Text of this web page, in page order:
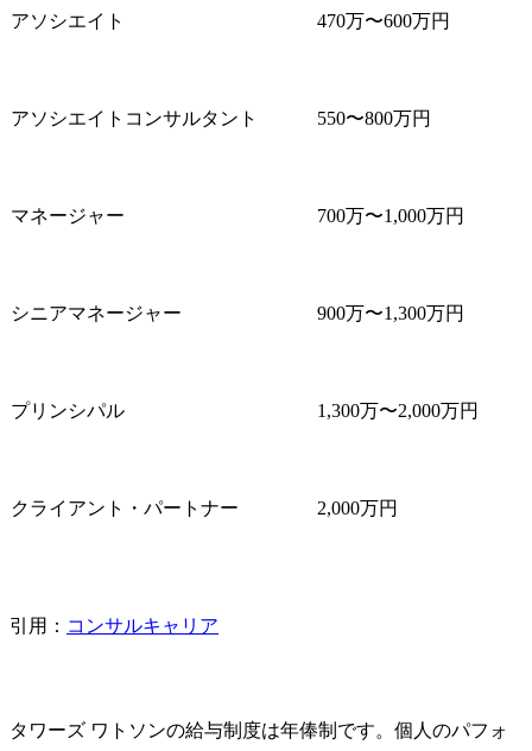
アソシエイト 470万〜600万円
アソシエイトコンサルタント 550〜800万円
マネージャー 700万〜1,000万円
シニアマネージャー 900万〜1,300万円
プリンシパル 1,300万〜2,000万円
クライアント・パートナー 2,000万円
引用： コンサルキャリア
タワーズ ワトソンの給与制度は年俸制です。個人のパフォ